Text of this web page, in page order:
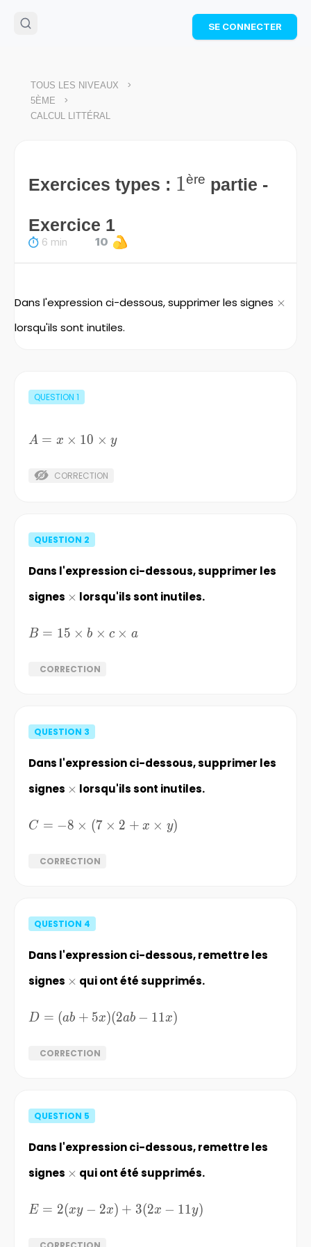
🌴Cahier de vacances offert
: révise les maths cet
Télécharge ton PDF gratuit et progresse avec des
SE CONNECTER
TOUS LES NIVEAUX >
5ÈME >
CALCUL LITTÉRAL
Exercices types : 1
1ère partie -
Exercice 1
6 min 10
Dans l'expression ci-dessous, supprimer les signes \times
×
lorsqu'ils sont inutiles.
QUESTION 1
A=x\times{10}\times{y}
A = x × 10 × y
CORRECTION
QUESTION 2
Dans l'expression ci-dessous, supprimer les
signes \times
× lorsqu'ils sont inutiles.
B=
B = 15 × b × c × a
CORRECTION
QUESTION 3
Dans l'expression ci-dessous, supprimer les
signes \times
× lorsqu'ils sont inutiles.
C=-8\times(7\times2+x\times{y})
C = −8 × (7 × 2 + x × y)
CORRECTION
QUESTION 4
Dans l'expression ci-dessous, remettre les
signes \times
× qui ont été supprimés.
D=
(2ab-
D = (ab + 5x)(2ab − 11x)
CORRECTION
QUESTION 5
Dans l'expression ci-dessous, remettre les
signes \times
× qui ont été supprimés.
E=2(xy-
11y)
E = 2(xy − 2x) + 3(2x − 11y)